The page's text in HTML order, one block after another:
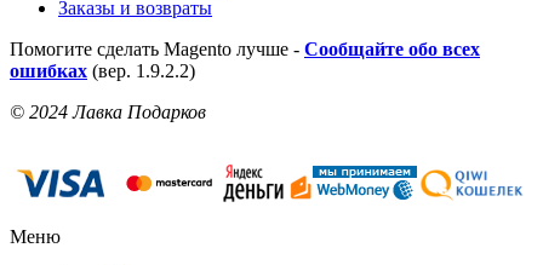
Заказы и возвраты
Помогите сделать Magento лучше - Сообщайте обо всех
ошибках (вер. 1.9.2.2)
© 2024 Лавка Подарков
Меню